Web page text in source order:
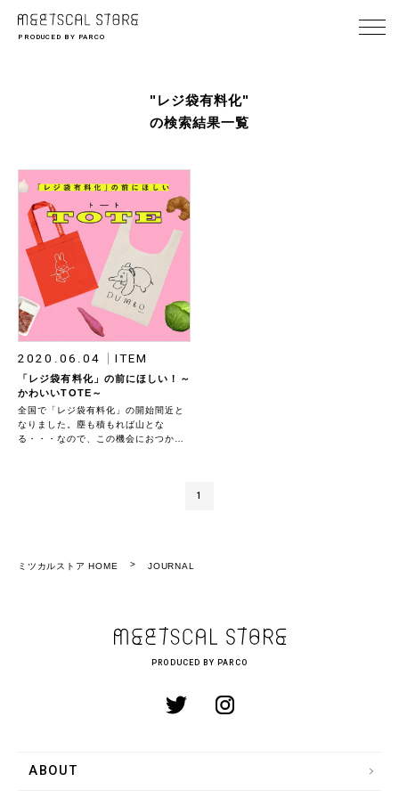
PRODUCED BY PARCO
"レジ袋有料化"
の検索結果一覧
2020.06.04 ITEM
「レジ袋有料化」の前にほしい！～
かわいいTOTE～
全国で「レジ袋有料化」の開始間近と
なりました。塵も積もれば山とな
る・・・なので、この機会におつかい
1
ミツカルストア HOME JOURNAL
PRODUCED BY PARCO
ABOUT